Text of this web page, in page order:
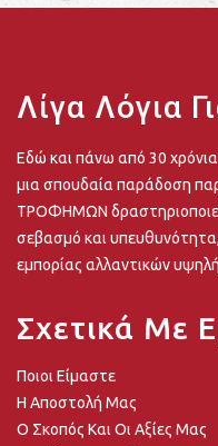
Λίγα Λόγια
Εδώ και πάνω από 30
μια σπουδαία παράδοση
ΤΡΟΦΗΜΩΝ
σεβασμό και
εμπορίας αλλαντικών
Σχετικά Με
Ποιοι Είμαστε
Η Αποστολή Μας
Ο Σκοπός Και Οι Αξίες Μας